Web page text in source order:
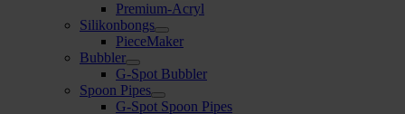
Premium-Acryl
Silikonbongs
PieceMaker
Bubbler
G-Spot Bubbler
Spoon Pipes
G-Spot Spoon Pipes